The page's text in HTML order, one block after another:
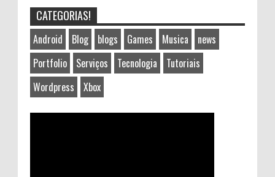
CATEGORIAS!
Android Blog blogs Games Musica
news
Portfolio
Serviços Tecnologia
Tutoriais
Wordpress
Xbox